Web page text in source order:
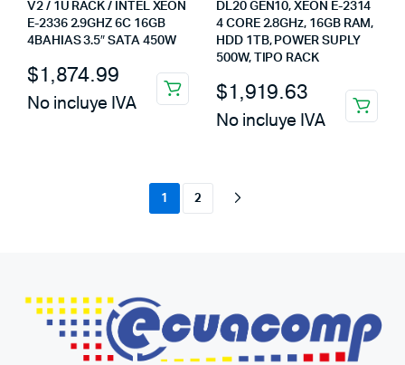
V2 / 1U RACK / INTEL XEON
E-2336 2.9GHZ 6C 16GB
4BAHIAS 3.5″ SATA 450W
$1,874.99
No incluye IVA
DL20 GEN10, XEON E-2314
4 CORE 2.8GHz, 16GB RAM,
HDD 1TB, POWER SUPLY
500W, TIPO RACK
$1,919.63
No incluye IVA
1 2